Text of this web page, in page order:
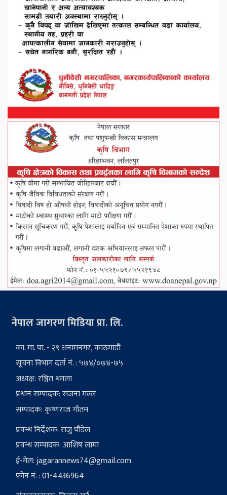
नेपाल जागरण मिडिया प्रा. लि.
का. मा. पा. - २९ अनामनगर, काठमाडौं
सूचना विभाग दर्ता नं. : ५७४/०७४-७५
अध्यक्ष: रञ्जित धमला
प्रधान सम्पादक: संजना मल्ल
सम्पादक: कृष्णराज गौतम
प्रवन्ध निर्देशक: राजु पौडेल
प्रवन्ध सम्पादक: आशिष लामा
ई-मेल:jagarannews74@gmail.com
फोन नं. : 01-4436964